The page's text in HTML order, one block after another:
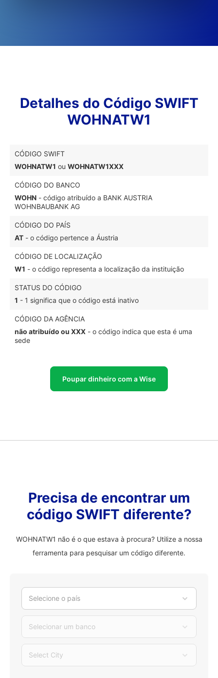
Detalhes do Código SWIFT
WOHNATW1
CÓDIGO SWIFT
WOHNATW1 ou WOHNATW1XXX
CÓDIGO DO BANCO
WOHN - código atribuído a BANK AUSTRIA
WOHNBAUBANK AG
CÓDIGO DO PAÍS
AT - o código pertence a Áustria
CÓDIGO DE LOCALIZAÇÃO
W1 - o código representa a localização da instituição
STATUS DO CÓDIGO
1 - 1 significa que o código está inativo
CÓDIGO DA AGÊNCIA
não atribuído ou XXX - o código indica que esta é uma
sede
Poupar dinheiro com a Wise
Precisa de encontrar um
código SWIFT diferente?
WOHNATW1 não é o que estava à procura? Utilize a nossa
ferramenta para pesquisar um código diferente.
Selecione o país
Selecionar um banco
Select City